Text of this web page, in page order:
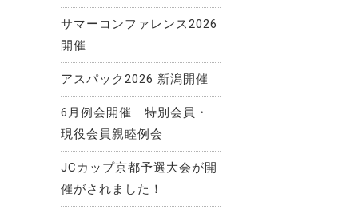
サマーコンファレンス2026
開催
アスパック2026 新潟開催
6月例会開催 特別会員・
現役会員親睦例会
JCカップ京都予選大会が開
催がされました！